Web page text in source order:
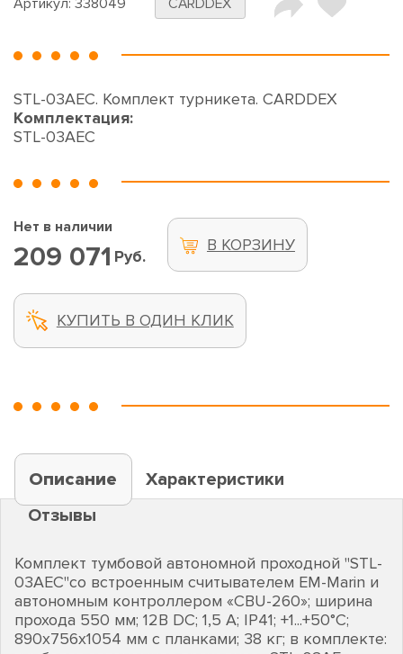
Артикул: 338049 CARDDEX
STL-03AEC. Комплект турникета. CARDDEX
Комплектация:
STL-03AEC
Нет в наличии
209 071 Руб.
В КОРЗИНУ
КУПИТЬ В ОДИН КЛИК
Описание
Характеристики
Отзывы
Комплект тумбовой автономной проходной "STL-
03AEC"со встроенным считывателем EM-Marin и
автономным контроллером «CBU-260»; ширина
прохода 550 мм; 12В DC; 1,5 А; IP41; +1...+50°C;
890х756х1054 мм с планками; 38 кг; в комплекте: